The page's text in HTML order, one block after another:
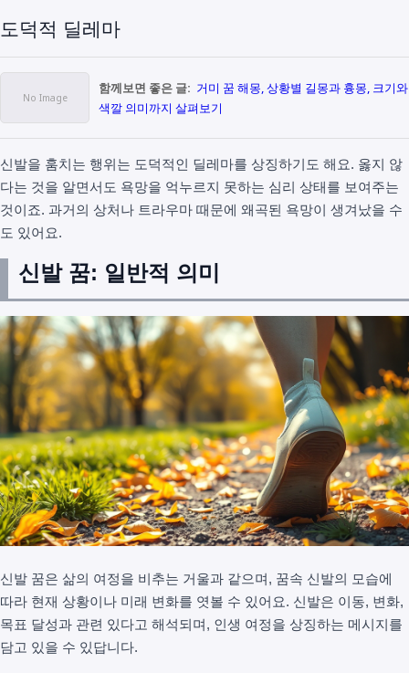
도덕적 딜레마
함께보면 좋은 글: 거미 꿈 해몽, 상황별 길몽과 흉몽, 크기와
색깔 의미까지 살펴보기
신발을 훔치는 행위는 도덕적인 딜레마를 상징하기도 해요. 옳지 않
다는 것을 알면서도 욕망을 억누르지 못하는 심리 상태를 보여주는
것이죠. 과거의 상처나 트라우마 때문에 왜곡된 욕망이 생겨났을 수
도 있어요.
신발 꿈: 일반적 의미
신발 꿈은 삶의 여정을 비추는 거울과 같으며, 꿈속 신발의 모습에
따라 현재 상황이나 미래 변화를 엿볼 수 있어요. 신발은 이동, 변화,
목표 달성과 관련 있다고 해석되며, 인생 여정을 상징하는 메시지를
담고 있을 수 있답니다.